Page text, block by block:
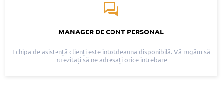
MANAGER DE CONT PERSONAL
Echipa de asistență clienți este întotdeauna disponibilă. Vă rugăm să
nu ezitați să ne adresați orice întrebare